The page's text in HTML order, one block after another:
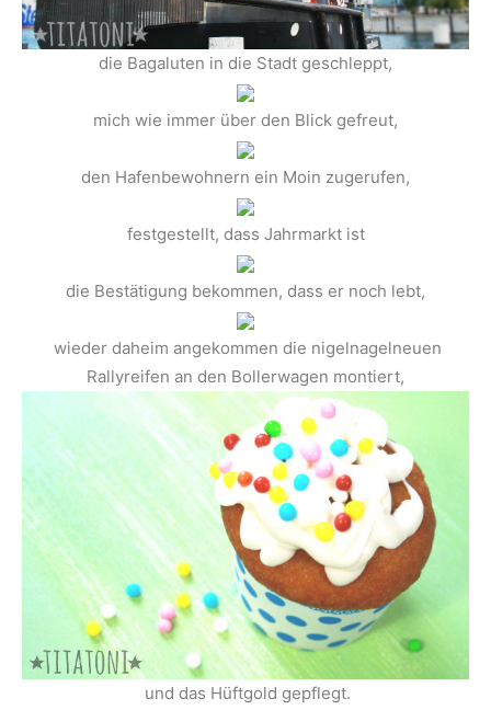
die Bagaluten in die Stadt geschleppt,
mich wie immer über den Blick gefreut,
den Hafenbewohnern ein Moin zugerufen,
festgestellt, dass Jahrmarkt ist
die Bestätigung bekommen, dass er noch lebt,
wieder daheim angekommen die nigelnagelneuen
Rallyreifen an den Bollerwagen montiert,
und das Hüftgold gepflegt.